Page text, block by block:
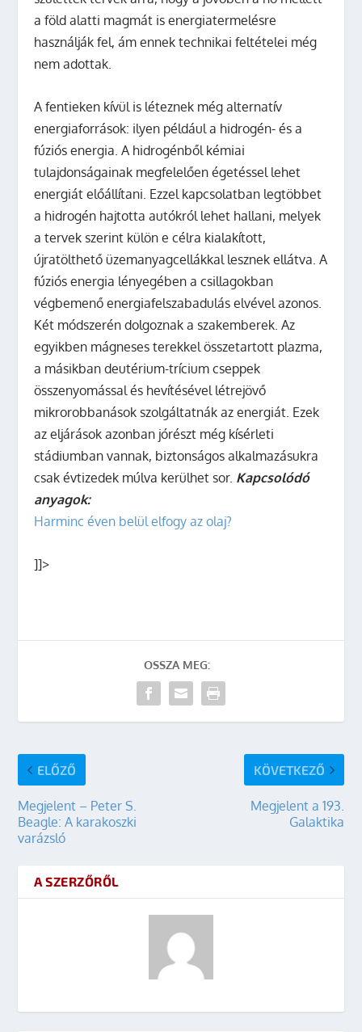
a föld alatti magmát is energiatermelésre
használják fel, ám ennek technikai feltételei még
nem adottak.
A fentieken kívül is léteznek még alternatív
energiaforrások: ilyen például a hidrogén- és a
fúziós energia. A hidrogénből kémiai
tulajdonságainak megfelelően égetéssel lehet
energiát előállítani. Ezzel kapcsolatban legtöbbet
a hidrogén hajtotta autókról lehet hallani, melyek
a tervek szerint külön e célra kialakított,
újratölthető üzemanyagcellákkal lesznek ellátva. A
fúziós energia lényegében a csillagokban
végbemenő energiafelszabadulás elvével azonos.
Két módszerén dolgoznak a szakemberek. Az
egyikben mágneses terekkel összetartott plazma,
a másikban deutérium-trícium cseppek
összenyomással és hevítésével létrejövő
mikrorobbanások szolgáltatnák az energiát. Ezek
az eljárások azonban jórészt még kísérleti
stádiumban vannak, biztonságos alkalmazásukra
csak évtizedek múlva kerülhet sor. Kapcsolódó
anyagok:
Harminc éven belül elfogy az olaj?
]]>
OSSZA MEG:
ELŐZŐ
Megjelent – Peter S.
Beagle: A karakoszki
varázsló
KÖVETKEZŐ
Megjelent a 193.
Galaktika
A SZERZŐRŐL